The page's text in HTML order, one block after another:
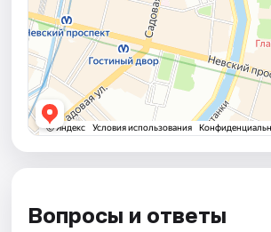
Вопросы и ответы